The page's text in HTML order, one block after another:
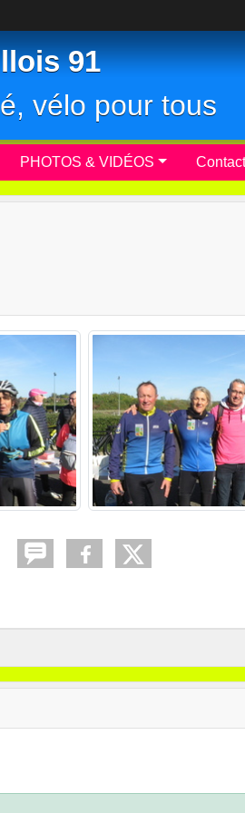
91
vélo pour tous
PHOTOS & VIDÉOS